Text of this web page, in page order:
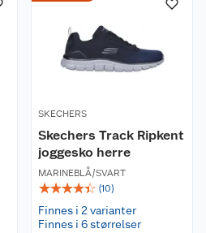
SKECHERS
Skechers Track Ripkent
joggesko herre
MARINEBLÅ/SVART
☆☆☆☆☆ (10)
Finnes i 2 varianter
Finnes i 6 størrelser